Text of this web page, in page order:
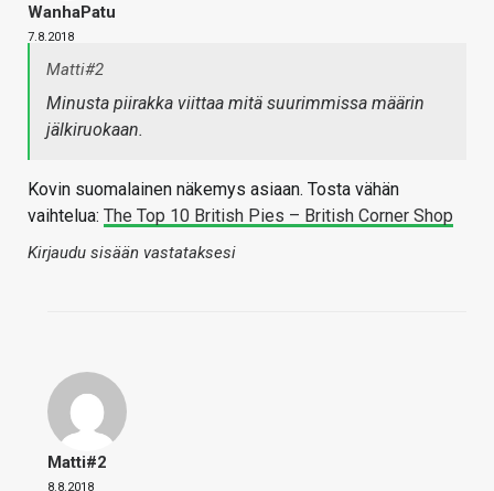
WanhaPatu
7.8.2018
Matti#2
Minusta piirakka viittaa mitä suurimmissa määrin
jälkiruokaan.
Kovin suomalainen näkemys asiaan. Tosta vähän
vaihtelua: The Top 10 British Pies – British Corner Shop
Kirjaudu sisään vastataksesi
Matti#2
8.8.2018